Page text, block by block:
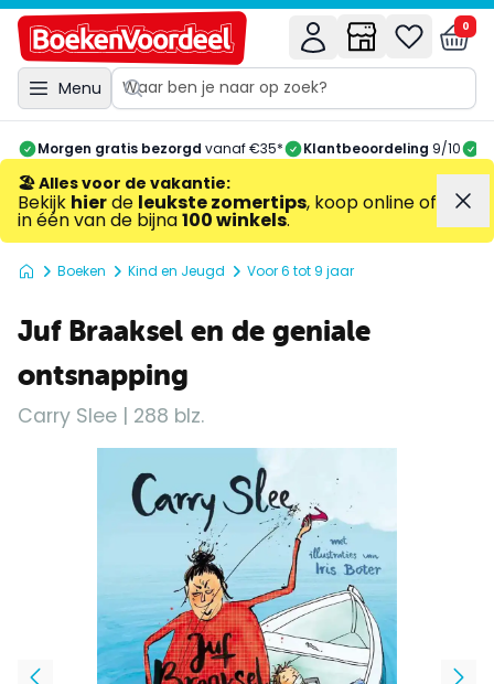
Menu
0
Morgen gratis bezorgd vanaf €35* Klantbeoordeling 9/10
🏖️ Alles voor de vakantie:
Bekijk hierde leukste zomertips, koop online of
in één van de bijna100 winkels.
Boeken Kind en Jeugd Voor 6 tot 9 jaar
Juf Braaksel en de geniale
ontsnapping
Carry Slee | 288 blz.